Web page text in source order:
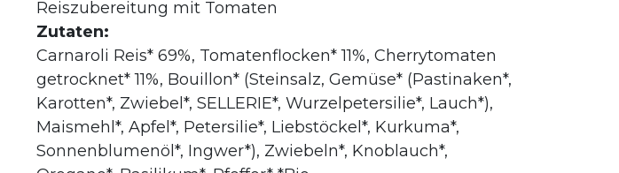
Reiszubereitung mit Tomaten
Zutaten:
Carnaroli Reis* 69%, Tomatenflocken* 11%, Cherrytomaten
getrocknet* 11%, Bouillon* (Steinsalz, Gemüse* (Pastinaken*,
Karotten*, Zwiebel*, SELLERIE*, Wurzelpetersilie*, Lauch*),
Maismehl*, Apfel*, Petersilie*, Liebstöckel*, Kurkuma*,
Sonnenblumenöl*, Ingwer*), Zwiebeln*, Knoblauch*,